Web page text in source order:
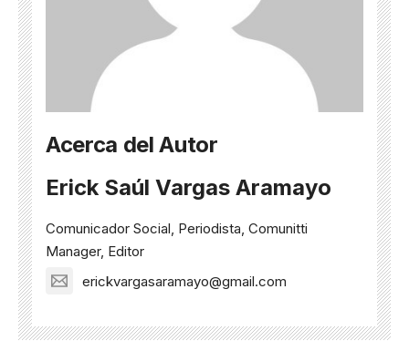
Acerca del Autor
Erick Saúl Vargas Aramayo
Comunicador Social, Periodista, Comunitti
Manager, Editor
erickvargasaramayo@gmail.com